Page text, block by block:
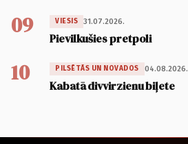
09 VIESIS 31.07.2026.
Pievilkušies pretpoli
10 PILSĒTĀS UN NOVADOS 04.08.2026.
Kabatā divvirzienu biļete